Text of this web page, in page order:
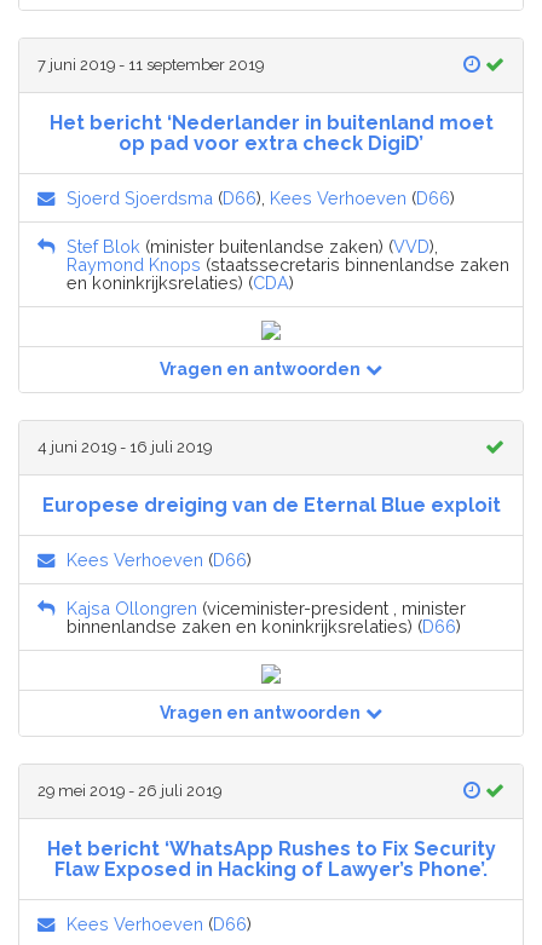
7 juni 2019 - 11 september 2019
Het bericht ‘Nederlander in buitenland moet
op pad voor extra check DigiD’
Sjoerd Sjoerdsma (D66), Kees Verhoeven (D66)
Stef Blok (minister buitenlandse zaken) (VVD),
Raymond Knops (staatssecretaris binnenlandse zaken
en koninkrijksrelaties) (CDA)
Vragen en antwoorden
4 juni 2019 - 16 juli 2019
Europese dreiging van de Eternal Blue exploit
Kees Verhoeven (D66)
Kajsa Ollongren (viceminister-president , minister
binnenlandse zaken en koninkrijksrelaties) (D66)
Vragen en antwoorden
29 mei 2019 - 26 juli 2019
Het bericht ‘WhatsApp Rushes to Fix Security
Flaw Exposed in Hacking of Lawyer’s Phone’.
Kees Verhoeven (D66)